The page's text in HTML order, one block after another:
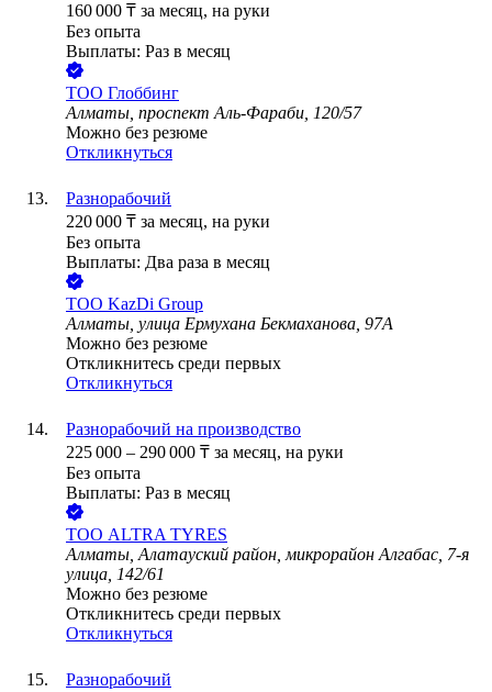
160 000 ₸ за месяц, на руки
Без опыта
Выплаты: Раз в месяц
ТОО Глоббинг
Алматы, проспект Аль-Фараби, 120/57
Можно без резюме
Откликнуться
Разнорабочий
220 000 ₸ за месяц, на руки
Без опыта
Выплаты: Два раза в месяц
ТОО KazDi Group
Алматы, улица Ермухана Бекмаханова, 97А
Можно без резюме
Откликнитесь среди первых
Откликнуться
Разнорабочий на производство
225 000 – 290 000 ₸ за месяц, на руки
Без опыта
Выплаты: Раз в месяц
ТОО ALTRA TYRES
Алматы, Алатауский район, микрорайон Алгабас, 7-я
улица, 142/61
Можно без резюме
Откликнитесь среди первых
Откликнуться
Разнорабочий